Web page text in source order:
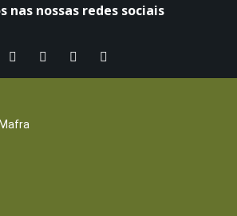
nas nossas redes sociais​